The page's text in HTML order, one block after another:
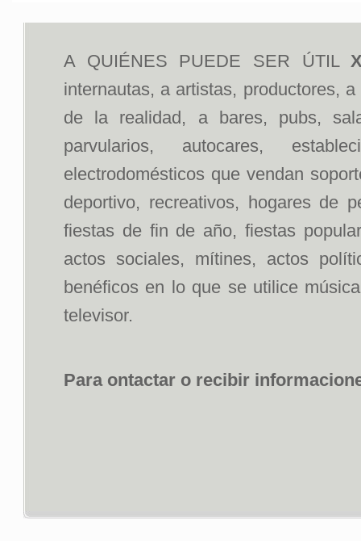
A QUIÉNES PUEDE SER ÚTIL
internautas, a artistas, productores,
de la realidad, a bares, pubs,
parvularios, autocares,
electrodomésticos que vendan
deportivo, recreativos, hogares de
fiestas de fin de año, fiestas
actos sociales, mítines, actos
benéficos en lo que se utilice
televisor.
Para ontactar o recibir